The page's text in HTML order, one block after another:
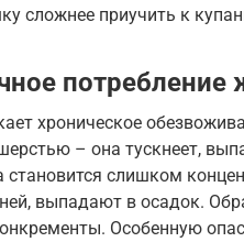
сложнее приучить к
потребление
хроническое
– она тускнеет,
слишком
выпадают в осадок.
Особенную